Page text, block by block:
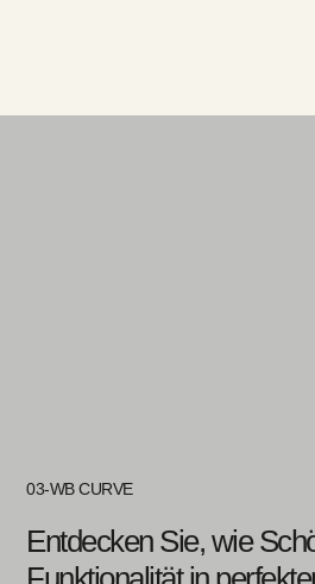
03-WB CURVE
Entdecken Sie, wie